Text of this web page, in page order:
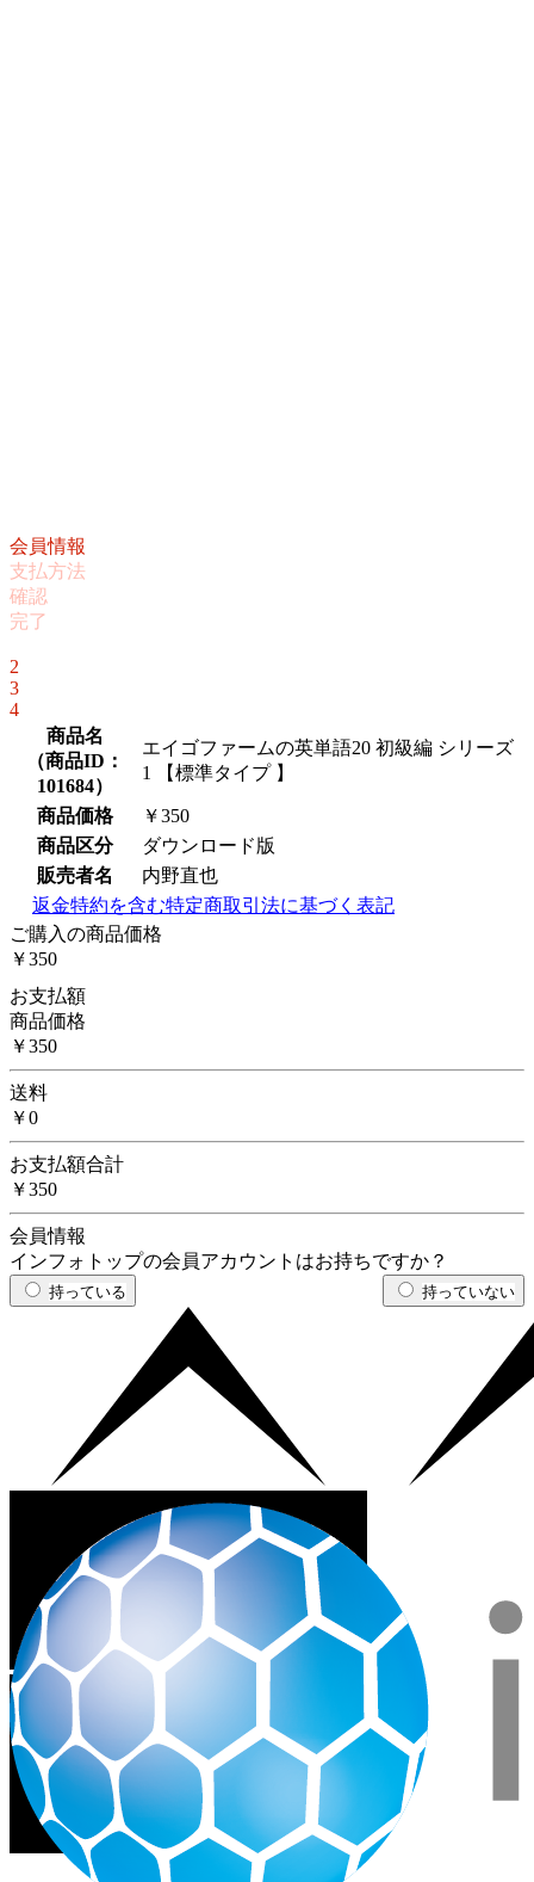
会員情報
支払方法
確認
完了
2
3
4
商品名
（商品ID：
101684）
エイゴファームの英単語20 初級編 シリーズ
1 【標準タイプ 】
商品価格
￥350
商品区分
ダウンロード版
販売者名
内野直也
返金特約を含む特定商取引法に基づく表記
ご購入の商品価格
￥350
お支払額
商品価格
￥350
送料
￥0
お支払額合計
￥350
会員情報
インフォトップの会員アカウントはお持ちですか？
持っている 持っていない